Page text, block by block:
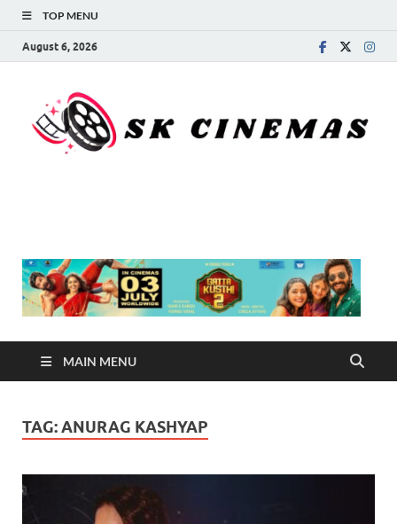
TOP MENU
August 6, 2026
MAIN MENU
TAG:ANURAG KASHYAP